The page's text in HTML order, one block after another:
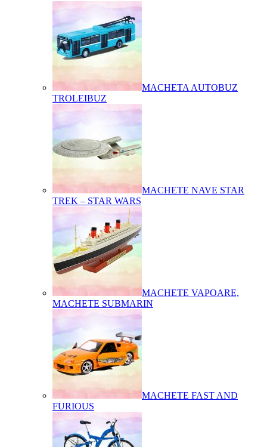
MACHETA AUTOBUZ
TROLEIBUZ
MACHETE NAVE STAR
TREK – STAR WARS
MACHETE VAPOARE,
MACHETE SUBMARIN
MACHETE FAST AND
FURIOUS